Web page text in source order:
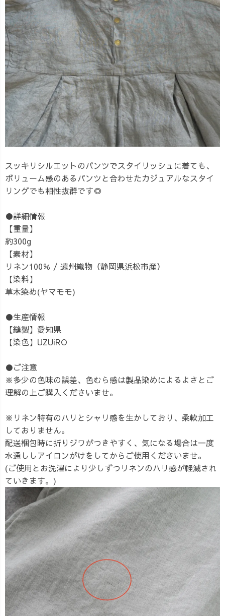
スッキリシルエットのパンツでスタイリッシュに着ても、
ボリューム感のあるパンツと合わせたカジュアルなスタイ
リングでも相性抜群です◎
●詳細情報
【重量】
約300g
【素材】
リネン100％ / 遠州織物（静岡県浜松市産）
【染料】
草木染め(ヤマモモ)
●生産情報
【縫製】愛知県
【染色】UZUiRO
●ご注意
※多少の色味の誤差、色むら感は製品染めによるよさとご
理解の上ご購入くださいませ。
※リネン特有のハリとシャリ感を生かしており、柔軟加工
しておりません。
配送梱包時に折りジワがつきやすく、気になる場合は一度
水通ししアイロンがけをしてからご使用くださいませ。
(ご使用とお洗濯により少しずつリネンのハリ感が軽減され
ていきます。)